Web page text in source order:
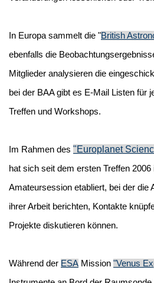
In Europa sammelt die "British
ebenfalls die
Mitglieder analysieren die
bei der BAA gibt es E-Mail Listen für
Treffen und Workshops.
Im Rahmen des "Europlanet
hat sich seit dem ersten Treffen 2006
Amateursession etabliert, bei der die
ihrer Arbeit berichten, Kontakte
Projekte diskutieren können.
Während der ESA Mission "Venus